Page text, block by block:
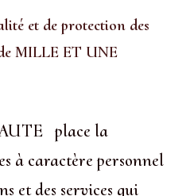
et de protection des
MILLE ET UNE
place la
à caractère personnel
et des services qui